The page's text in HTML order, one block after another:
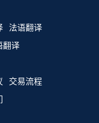
法语翻译
翻译
交易流程